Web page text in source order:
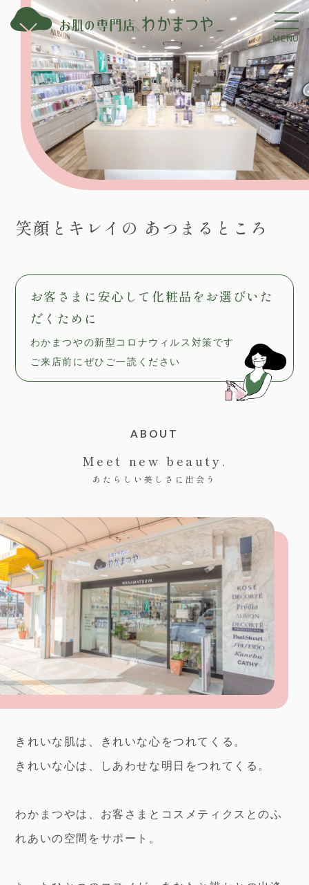
t
o
g
g
l
e
n
a
v
i
o
笑顔とキレイの あつまるところ
お客さまに安心して化粧品をお選びいた
だくために
わかまつやの新型コロナウィルス対策です
ご来店前にぜひご一読ください
ABOUT
Meet new beauty.
あたらしい美しさに出会う
きれいな肌は、きれいな心をつれてくる。
きれいな心は、しあわせな明日をつれてくる。
わかまつやは、お客さまとコスメティクスとのふ
れあいの空間をサポート。